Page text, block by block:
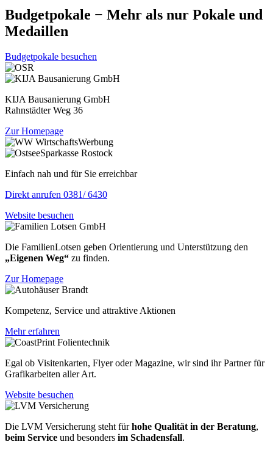
Budgetpokale − Mehr als nur Pokale und
Medaillen
Budgetpokale besuchen
KIJA Bausanierung GmbH
Rahnstädter Weg 36
Zur Homepage
Einfach nah und für Sie erreichbar
Direkt anrufen 0381/ 6430
Website besuchen
Die FamilienLotsen geben Orientierung und Unterstützung den
„Eigenen Weg“ zu finden.
Zur Homepage
Kompetenz, Service und attraktive Aktionen
Mehr erfahren
Egal ob Visitenkarten, Flyer oder Magazine, wir sind ihr Partner für
Grafikarbeiten aller Art.
Website besuchen
Die LVM Versicherung steht fürhohe Qualität in der Beratung,
beim Service und besonders im Schadensfall.